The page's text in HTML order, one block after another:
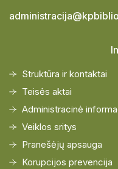
Struktūra ir kontaktai
Teisės aktai
Administracinė
Veiklos sritys
Pranešėjų apsauga
Korupcijos prevencija